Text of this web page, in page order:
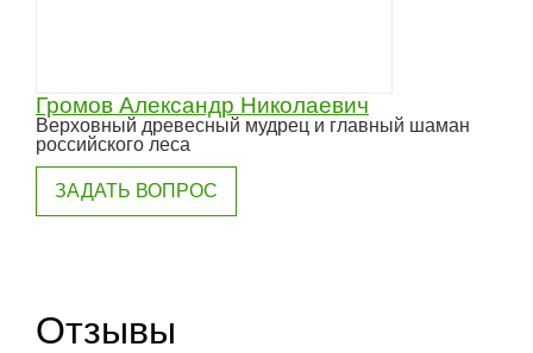
Громов Александр Николаевич
Верховный древесный мудрец и главный шаман
российского леса
ЗАДАТЬ ВОПРОС
Отзывы